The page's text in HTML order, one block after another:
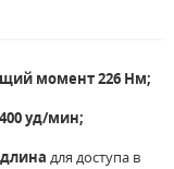
момент 226 Нм;
уд/мин;
для доступа в